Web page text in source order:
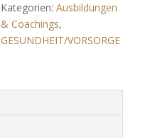
Kategorien:Ausbildungen
& Coachings,
GESUNDHEIT/VORSORGE